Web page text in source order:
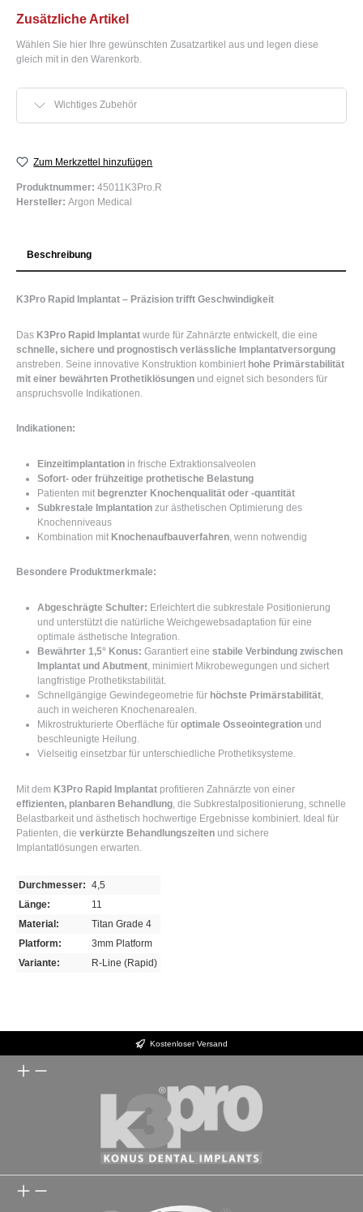
Zusätzliche Artikel
Wählen Sie hier Ihre gewünschten Zusatzartikel aus und legen diese
gleich mit in den Warenkorb.
Wichtiges Zubehör
Zum Merkzettel hinzufügen
Produktnummer: 45011K3Pro.R
Hersteller: Argon Medical
Beschreibung
K3Pro Rapid Implantat – Präzision trifft Geschwindigkeit
Das K3Pro Rapid Implantat wurde für Zahnärzte entwickelt, die eine
schnelle, sichere und prognostisch verlässliche Implantatversorgung
anstreben. Seine innovative Konstruktion kombiniert hohe Primärstabilität
mit einer bewährten Prothetiklösungen und eignet sich besonders für
anspruchsvolle Indikationen.
Indikationen:
Einzeitimplantationin frische Extraktionsalveolen
Sofort- oder frühzeitige prothetische Belastung
Patienten mit begrenzter Knochenqualität oder -quantität
Subkrestale Implantationzur ästhetischen Optimierung des
Knochenniveaus
Kombination mit Knochenaufbauverfahren, wenn notwendig
Besondere Produktmerkmale:
Abgeschrägte Schulter: Erleichtert die subkrestale Positionierung
und unterstützt die natürliche Weichgewebsadaptation für eine
optimale ästhetische Integration.
Bewährter 1,5° Konus: Garantiert eine stabile Verbindung zwischen
Implantat und Abutment, minimiert Mikrobewegungen und sichert
langfristige Prothetikstabilität.
Schnellgängige Gewindegeometrie für höchste Primärstabilität,
auch in weicheren Knochenarealen.
Mikrostrukturierte Oberfläche für optimale Osseointegrationund
beschleunigte Heilung.
Vielseitig einsetzbar für unterschiedliche Prothetiksysteme.
Mit dem K3Pro Rapid Implantat profitieren Zahnärzte von einer
effizienten, planbaren Behandlung , die Subkrestalpositionierung, schnelle
Belastbarkeit und ästhetisch hochwertige Ergebnisse kombiniert. Ideal für
Patienten, die verkürzte Behandlungszeiten und sichere
Implantatlösungen erwarten.
Durchmesser: 4,5
Länge:
11
Material:
Titan Grade 4
Platform:
3mm Platform
Variante:
R-Line (Rapid)
Kostenloser Versand